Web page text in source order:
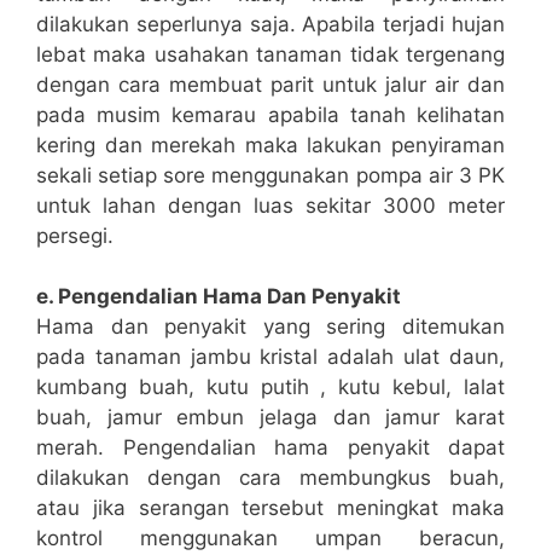
dilakukan seperlunya saja. Apabila terjadi hujan
lebat maka usahakan tanaman tidak tergenang
dengan cara membuat parit untuk jalur air dan
pada musim kemarau apabila tanah kelihatan
kering dan merekah maka lakukan penyiraman
sekali setiap sore menggunakan pompa air 3 PK
untuk lahan dengan luas sekitar 3000 meter
persegi.
e. Pengendalian Hama Dan Penyakit
Hama dan penyakit yang sering ditemukan
pada tanaman jambu kristal adalah ulat daun,
kumbang buah, kutu putih , kutu kebul, lalat
buah, jamur embun jelaga dan jamur karat
merah. Pengendalian hama penyakit dapat
dilakukan dengan cara membungkus buah,
atau jika serangan tersebut meningkat maka
kontrol menggunakan umpan beracun,